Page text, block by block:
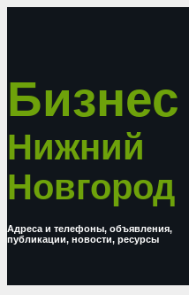
Бизнес
Нижний
Новгород
Адреса и телефоны, объявления,
публикации, новости, ресурсы